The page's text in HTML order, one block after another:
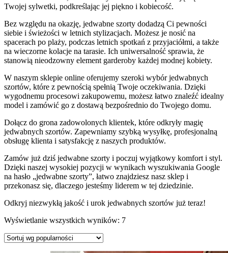
Twojej sylwetki, podkreślając jej piękno i kobiecość.
Bez względu na okazję, jedwabne szorty dodadzą Ci pewności
siebie i świeżości w letnich stylizacjach. Możesz je nosić na
spacerach po plaży, podczas letnich spotkań z przyjaciółmi, a także
na wieczorne kolacje na tarasie. Ich uniwersalność sprawia, że
stanowią nieodzowny element garderoby każdej modnej kobiety.
W naszym sklepie online oferujemy szeroki wybór jedwabnych
szortów, które z pewnością spełnią Twoje oczekiwania. Dzięki
wygodnemu procesowi zakupowemu, możesz łatwo znaleźć idealny
model i zamówić go z dostawą bezpośrednio do Twojego domu.
Dołącz do grona zadowolonych klientek, które odkryły magię
jedwabnych szortów. Zapewniamy szybką wysyłkę, profesjonalną
obsługę klienta i satysfakcję z naszych produktów.
Zamów już dziś jedwabne szorty i poczuj wyjątkowy komfort i styl.
Dzięki naszej wysokiej pozycji w wynikach wyszukiwania Google
na hasło „jedwabne szorty”, łatwo znajdziesz nasz sklep i
przekonasz się, dlaczego jesteśmy liderem w tej dziedzinie.
Odkryj niezwykłą jakość i urok jedwabnych szortów już teraz!
Wyświetlanie wszystkich wyników: 7Posortowane